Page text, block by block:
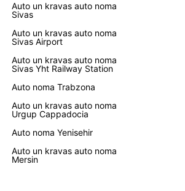
Auto un kravas auto noma
Sivas
Auto un kravas auto noma
Sivas Airport
Auto un kravas auto noma
Sivas Yht Railway Station
Auto noma Trabzona
Auto un kravas auto noma
Urgup Cappadocia
Auto noma Yenisehir
Auto un kravas auto noma
Mersin